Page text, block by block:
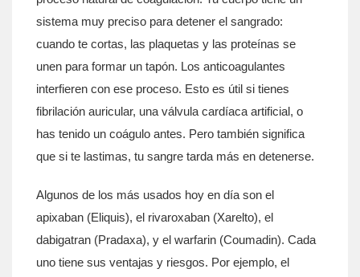
sistema muy preciso para detener el sangrado:
cuando te cortas, las plaquetas y las proteínas se
unen para formar un tapón. Los anticoagulantes
interfieren con ese proceso. Esto es útil si tienes
fibrilación auricular, una válvula cardíaca artificial, o
has tenido un coágulo antes. Pero también significa
que si te lastimas, tu sangre tarda más en detenerse.
Algunos de los más usados hoy en día son el
apixaban (Eliquis), el rivaroxaban (Xarelto), el
dabigatran (Pradaxa), y el warfarin (Coumadin). Cada
uno tiene sus ventajas y riesgos. Por ejemplo, el